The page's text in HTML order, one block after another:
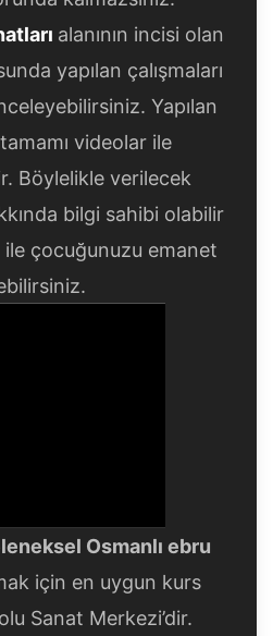
alanının incisi olan
yapılan çalışmaları
Yapılan
tamamı videolar ile
Böylelikle verilecek
bilgi sahibi olabilir
ile çocuğunuzu emanet
Osmanlı ebru
için en uygun kurs
Sanat Merkezi’dir.